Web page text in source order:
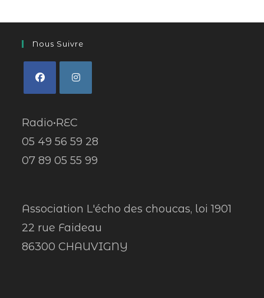
Nous Suivre
Radio•REC
05 49 56 59 28
07 89 05 55 99
Association L'écho des choucas, loi 1901
22 rue Faideau
86300 CHAUVIGNY